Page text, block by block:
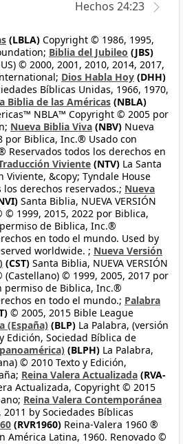
Hechos 24:23
(LBLA) Copyright © 1986, 1995,
Biblia del Jubileo (JBS)
© 2000, 2001, 2010, 2014, 2017,
Dios Habla Hoy (DHH)
Bíblicas Unidas, 1966, 1970,
Biblia de las Américas (NBLA)
NBLA™ Copyright © 2005 por
Nueva Biblia Viva (NBV) Nueva
por Biblica, Inc.® Usado con
Reservados todos los derechos en
Viviente (NTV) La Santa
Viviente, &copy; Tyndale House
los derechos reservados.; Nueva
Santa Biblia, NUEVA VERSIÓN
© 1999, 2015, 2022 por Biblica,
de Biblica, Inc.®
en todo el mundo. Used by
worldwide. ; Nueva Versión
(CST) Santa Biblia, NUEVA VERSIÓN
(Castellano) © 1999, 2005, 2017 por
permiso de Biblica, Inc.®
en todo el mundo.; Palabra
© 2005, 2015 Bible League
(España) (BLP) La Palabra, (versión
Edición, Sociedad Bíblica de
(BLPH) La Palabra,
© 2010 Texto y Edición,
Reina Valera Actualizada (RVA-
Actualizada, Copyright © 2015
Reina Valera Contemporánea
by Sociedades Bíblicas
(RVR1960) Reina-Valera 1960 ®
América Latina, 1960. Renovado ©